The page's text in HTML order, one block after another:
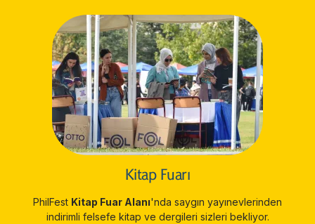
Kitap Fuarı
PhilFest Kitap Fuar Alanı'nda saygın yayınevlerinden
indirimli felsefe kitap ve dergileri sizleri bekliyor.